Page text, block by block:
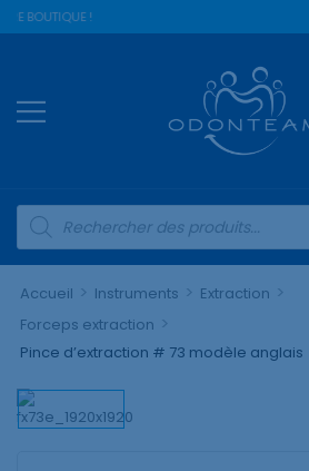
BOUTIQUE !
Accueil > Instruments > Extraction >
Forceps extraction >
Pince d’extraction # 73 modèle anglais